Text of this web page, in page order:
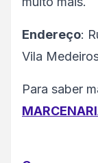
Endereço:
Vila
Para saber